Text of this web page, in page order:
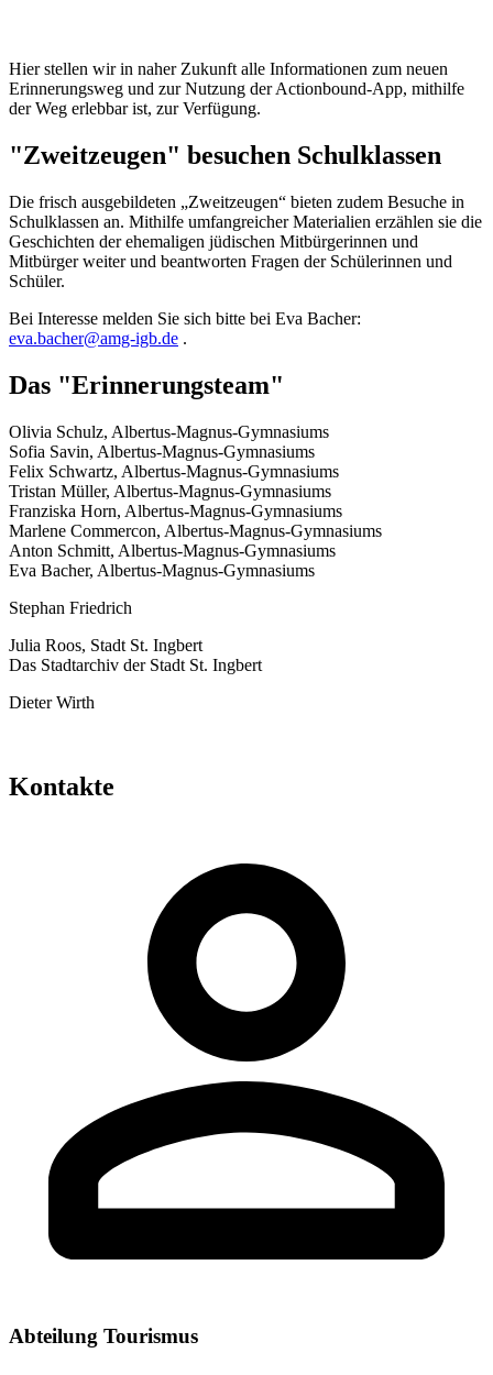
Hier stellen wir in naher Zukunft alle Informationen zum neuen
Erinnerungsweg und zur Nutzung der Actionbound-App, mithilfe
der Weg erlebbar ist, zur Verfügung.
"Zweitzeugen" besuchen Schulklassen
Die frisch ausgebildeten „Zweitzeugen“ bieten zudem Besuche in
Schulklassen an. Mithilfe umfangreicher Materialien erzählen sie die
Geschichten der ehemaligen jüdischen Mitbürgerinnen und
Mitbürger weiter und beantworten Fragen der Schülerinnen und
Schüler.
Bei Interesse melden Sie sich bitte bei Eva Bacher:
eva.bacher@amg-igb.de .
Das "Erinnerungsteam"
Olivia Schulz, Albertus-Magnus-Gymnasiums
Sofia Savin, Albertus-Magnus-Gymnasiums
Felix Schwartz, Albertus-Magnus-Gymnasiums
Tristan Müller, Albertus-Magnus-Gymnasiums
Franziska Horn, Albertus-Magnus-Gymnasiums
Marlene Commercon, Albertus-Magnus-Gymnasiums
Anton Schmitt, Albertus-Magnus-Gymnasiums
Eva Bacher, Albertus-Magnus-Gymnasiums
Stephan Friedrich
Julia Roos, Stadt St. Ingbert
Das Stadtarchiv der Stadt St. Ingbert
Dieter Wirth
Kontakte
Abteilung Tourismus